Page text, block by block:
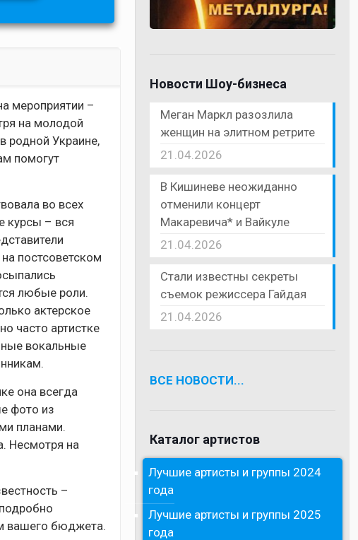
мероприятии –
на молодой
родной Украине,
помогут
во всех
курсы – вся
постсоветском
любые роли.
актерское
часто артистке
вокальные
она всегда
фото из
планами.
Несмотря на
–
вашего бюджета.
Новости Шоу-бизнеса
Меган Маркл разозлила
женщин на элитном ретрите
21.04.2026
В Кишиневе неожиданно
отменили концерт
Макаревича* и Вайкуле
21.04.2026
Стали известны секреты
съемок режиссера Гайдая
21.04.2026
ВСЕ НОВОСТИ...
Каталог артистов
Лучшие артисты и группы 2024
года
Лучшие артисты и группы 2025
года